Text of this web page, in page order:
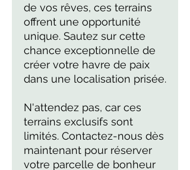
de vos rêves, ces terrains
offrent une opportunité
unique. Sautez sur cette
chance exceptionnelle de
créer votre havre de paix
dans une localisation prisée.
N'attendez pas, car ces
terrains exclusifs sont
limités. Contactez-nous dès
maintenant pour réserver
votre parcelle de bonheur